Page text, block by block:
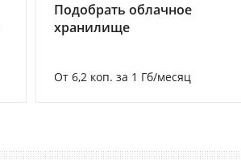
Подобрать облачное
хранилище
От 6,2 коп. за 1 Гб/месяц